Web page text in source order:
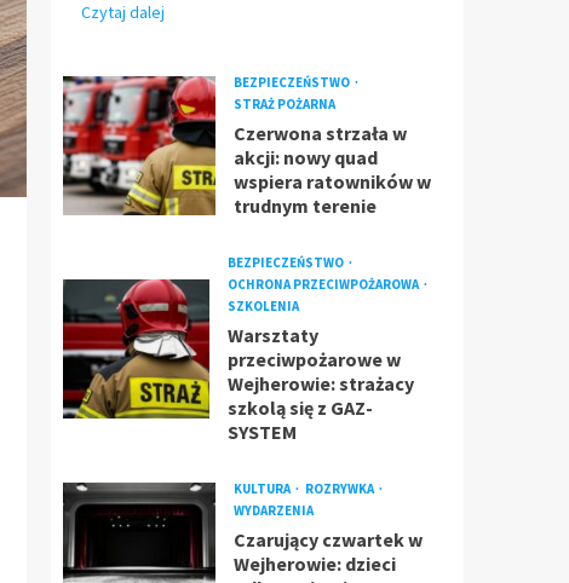
Czytaj dalej
BEZPIECZEŃSTWO
STRAŻ POŻARNA
Czerwona strzała w
akcji: nowy quad
wspiera ratowników w
trudnym terenie
BEZPIECZEŃSTWO
OCHRONA PRZECIWPOŻAROWA
SZKOLENIA
Warsztaty
przeciwpożarowe w
Wejherowie: strażacy
szkolą się z GAZ-
SYSTEM
KULTURA
ROZRYWKA
WYDARZENIA
Czarujący czwartek w
Wejherowie: dzieci